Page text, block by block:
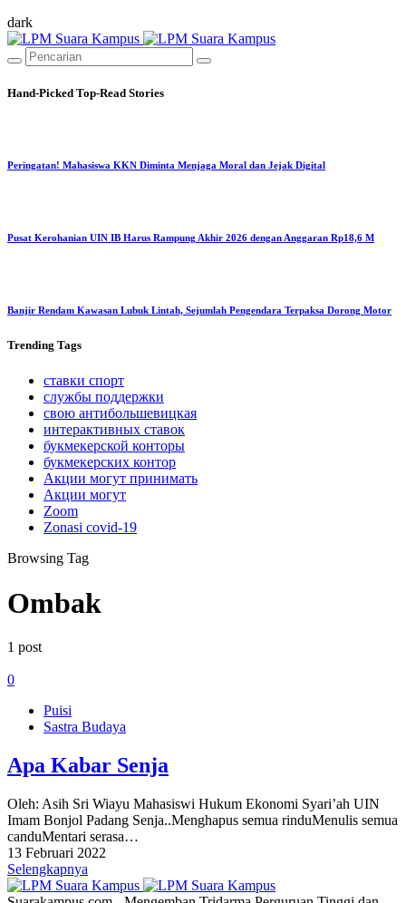
dark
Hand-Picked Top-Read Stories
Peringatan! Mahasiswa KKN Diminta Menjaga Moral dan Jejak Digital
Pusat Kerohanian UIN IB Harus Rampung Akhir 2026 dengan Anggaran Rp18,6 M
Banjir Rendam Kawasan Lubuk Lintah, Sejumlah Pengendara Terpaksa Dorong Motor
Trending Tags
ставки спорт
службы поддержки
свою антибольшевицкая
интерактивных ставок
букмекерской конторы
букмекерских контор
Акции могут принимать
Акции могут
Zoom
Zonasi covid-19
Browsing Tag
Ombak
1 post
0
Puisi
Sastra Budaya
Apa Kabar Senja
Oleh: Asih Sri Wiayu Mahasiswi Hukum Ekonomi Syari’ah UIN
Imam Bonjol Padang Senja..Menghapus semua rinduMenulis semua
canduMentari serasa…
13 Februari 2022
Selengkapnya